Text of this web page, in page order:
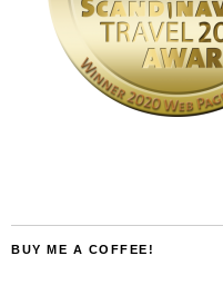
BUY ME A COFFEE!